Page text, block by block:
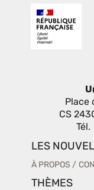
Place
CS
LES
À PROPOS
THÈMES